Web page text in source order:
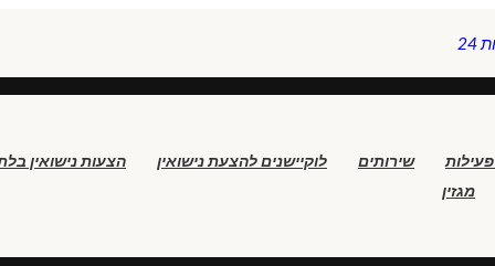
פעילות שירותים לוקיישנים להצעת נישואין
הצעות נישואין
מגזין